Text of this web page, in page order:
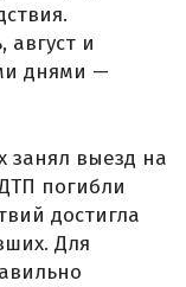
и
днями —
занял выезд на
погибли
достигла
Для